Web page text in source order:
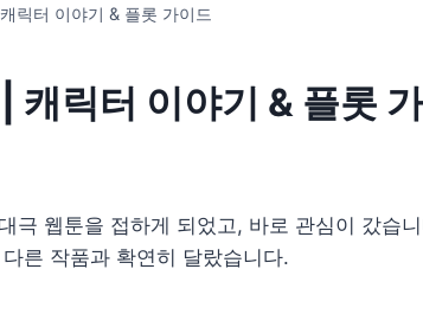
릭터 이야기 & 플롯 가이드
캐릭터 이야기 & 플롯
극 웹툰을 접하게 되었고, 바로 관심이 갔습
른 작품과 확연히 달랐습니다.